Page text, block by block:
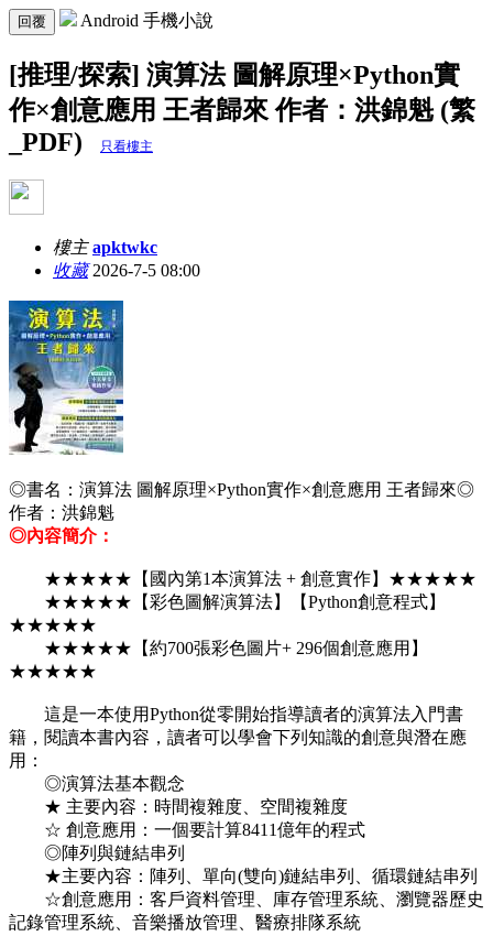
回覆 Android 手機小說
[推理/探索] 演算法 圖解原理×Python實
作×創意應用 王者歸來 作者：洪錦魁 (繁
_PDF)
只看樓主
樓主 apktwkc
收藏2026-7-5 08:00
◎書名： 演算法 圖解原理×Python實作×創意應用 王者歸來◎
作者：洪錦魁
◎內容簡介：
★★★★★【國內第1本演算法 + 創意實作】★★★★★
★★★★★【彩色圖解演算法】【Python創意程式】
★★★★★
★★★★★【約700張彩色圖片+ 296個創意應用】
★★★★★
這是一本使用Python從零開始指導讀者的演算法入門書
籍，閱讀本書內容，讀者可以學會下列知識的創意與潛在應
用：
◎演算法基本觀念
★ 主要內容：時間複雜度、空間複雜度
☆ 創意應用：一個要計算8411億年的程式
◎陣列與鏈結串列
★主要內容：陣列、單向(雙向)鏈結串列、循環鏈結串列
☆創意應用：客戶資料管理、庫存管理系統、瀏覽器歷史
記錄管理系統、音樂播放管理、醫療排隊系統